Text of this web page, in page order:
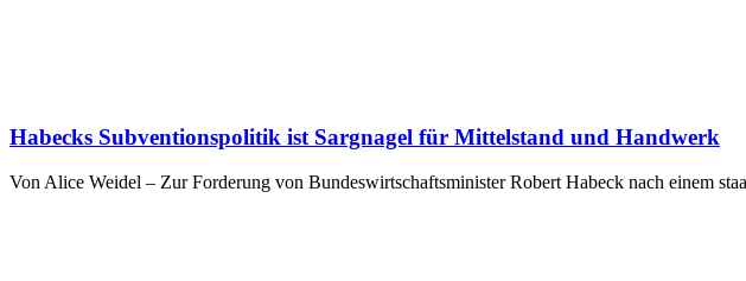
Habecks Subventionspolitik ist Sargnagel für Mittelstand und Handwerk
Von Alice Weidel – Zur Forderung von Bundeswirtschaftsminister Robert Habeck nach einem